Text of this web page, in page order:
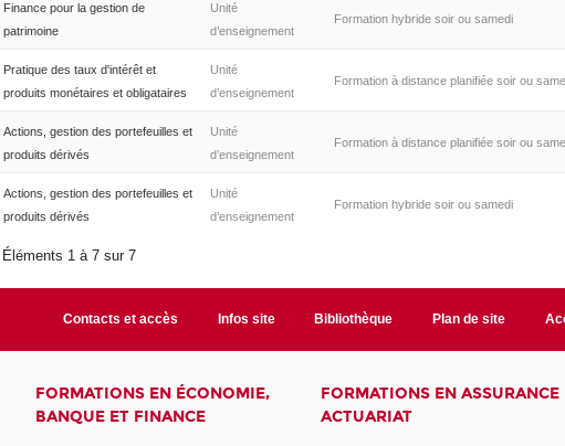
Finance pour la gestion de
patrimoine
Unité
d’enseignement
Formation hybride soir ou samedi
Pratique des taux d'intérêt et
produits monétaires et obligataires
Unité
d’enseignement
Formation à distance planifiée soir ou
Actions, gestion des portefeuilles et
produits dérivés
Unité
d’enseignement
Formation à distance planifiée soir ou
Actions, gestion des portefeuilles et
produits dérivés
Unité
d’enseignement
Formation hybride soir ou samedi
Éléments 1 à 7 sur 7
Contacts et accès Infos site Bibliothèque Plan de site
FORMATIONS EN ÉCONOMIE,
BANQUE ET FINANCE
FORMATIONS EN ASSURANCE
ACTUARIAT